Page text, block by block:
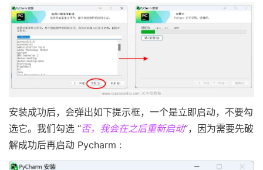
安装成功后，会弹出如下提示框，一个是立即启动，不要勾
选它。我们勾选 “否，我会在之后重新启动”，因为需要先破
解成功后再启动 Pycharm :